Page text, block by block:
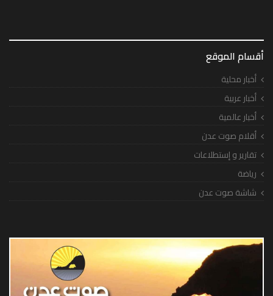
أقسام الموقع
أخبار محلية
أخبار عربية
أخبار عالمية
أقلام صوت عدن
تقارير و إستطلاعات
رياضة
شاشة صوت عدن